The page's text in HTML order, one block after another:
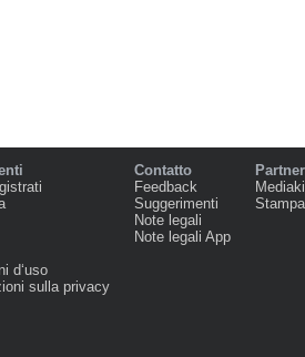
d‘uso
sulla privacy
Contatto
Feedback
Suggerimenti
Note legali
Note legali App
Partner
Stampa